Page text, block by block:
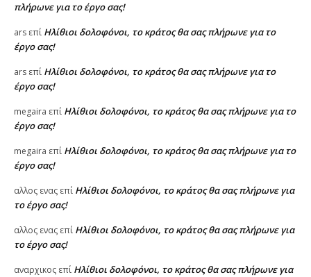
πλήρωνε για το έργο σας!
ars επί Ηλίθιοι δολοφόνοι, το κράτος θα σας πλήρωνε για το
έργο σας!
ars επί Ηλίθιοι δολοφόνοι, το κράτος θα σας πλήρωνε για το
έργο σας!
megaira επί Ηλίθιοι δολοφόνοι, το κράτος θα σας πλήρωνε για το
έργο σας!
megaira επί Ηλίθιοι δολοφόνοι, το κράτος θα σας πλήρωνε για το
έργο σας!
αλλος ενας επί Ηλίθιοι δολοφόνοι, το κράτος θα σας πλήρωνε για
το έργο σας!
αλλος ενας επί Ηλίθιοι δολοφόνοι, το κράτος θα σας πλήρωνε για
το έργο σας!
αναρχικος επί Ηλίθιοι δολοφόνοι, το κράτος θα σας πλήρωνε για